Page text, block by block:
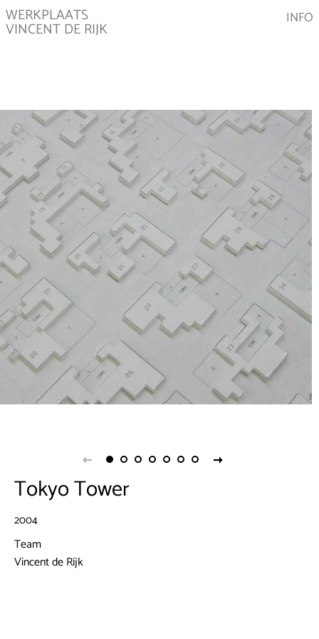
INFO
Tokyo Tower
2004
Team
Vincent de Rijk
WERKPLAATS
VINCENT DE RIJK